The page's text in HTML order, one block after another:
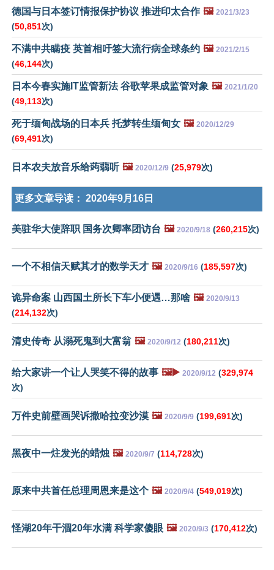
德国与日本签订情报保护协议 推进印太合作 🖼️ 2021/3/23
(50,851次)
不满中共瞒疫 英首相吁签大流行病全球条约 🖼️ 2021/2/15
(46,144次)
日本今春实施IT监管新法 谷歌苹果成监管对象 🖼️ 2021/1/20
(49,113次)
死于缅甸战场的日本兵 托梦转生缅甸女 🖼️ 2020/12/29
(69,491次)
日本农夫放音乐给蒟蒻听 🖼️ 2020/12/9 (25,979次)
更多文章导读： 2020年9月16日
美驻华大使辞职 国务次卿率团访台 🖼️ 2020/9/18 (260,215次)
一个不相信天赋其才的数学天才 🖼️ 2020/9/16 (185,597次)
诡异命案 山西国土所长下车小便遇…那啥 🖼️ 2020/9/13
(214,132次)
清史传奇 从溺死鬼到大富翁 🖼️ 2020/9/12 (180,211次)
给大家讲一个让人哭笑不得的故事 🖼️▶️ 2020/9/12 (329,974
次)
万件史前壁画哭诉撒哈拉变沙漠 🖼️ 2020/9/9 (199,691次)
黑夜中一炷发光的蜡烛 🖼️ 2020/9/7 (114,728次)
原来中共首任总理周恩来是这个 🖼️ 2020/9/4 (549,019次)
怪湖20年干涸20年水满 科学家傻眼 🖼️ 2020/9/3 (170,412次)